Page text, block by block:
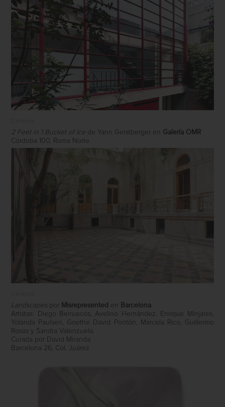
2 Feet in 1 Bucket of Ice de Yann Gerstberger en Galería OMR
Córdoba 100, Roma Norte
Landscapes por Misrepresented en
Barcelona
Artistas: Diego Berruecos, Avelino Hernández, Enrique Minjares,
Yolanda Paulsen, Goethe David Pontón, Marcela Rico, Guillermo
Rosas y Sandra Valenzuela.
Curada por David Miranda
Barcelona 26, Col. Juárez